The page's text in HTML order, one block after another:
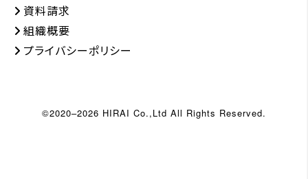
資料請求
組織概要
プライバシーポリシー
©2020–2026 HIRAI Co.,Ltd All Rights Reserved.